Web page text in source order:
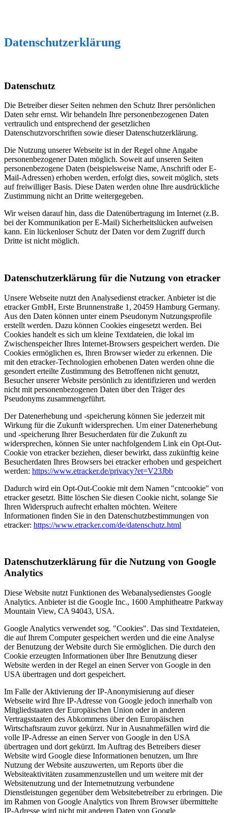
Datenschutzerklärung
Datenschutz
Die Betreiber dieser Seiten nehmen den Schutz Ihrer persönlichen
Daten sehr ernst. Wir behandeln Ihre personenbezogenen Daten
vertraulich und entsprechend der gesetzlichen
Datenschutzvorschriften sowie dieser Datenschutzerklärung.
Die Nutzung unserer Webseite ist in der Regel ohne Angabe
personenbezogener Daten möglich. Soweit auf unseren Seiten
personenbezogene Daten (beispielsweise Name, Anschrift oder E-
Mail-Adressen) erhoben werden, erfolgt dies, soweit möglich, stets
auf freiwilliger Basis. Diese Daten werden ohne Ihre ausdrückliche
Zustimmung nicht an Dritte weitergegeben.
Wir weisen darauf hin, dass die Datenübertragung im Internet (z.B.
bei der Kommunikation per E-Mail) Sicherheitslücken aufweisen
kann. Ein lückenloser Schutz der Daten vor dem Zugriff durch
Dritte ist nicht möglich.
Datenschutzerklärung für die Nutzung von etracker
Unsere Webseite nutzt den Analysedienst etracker. Anbieter ist die
etracker GmbH, Erste Brunnenstraße 1, 20459 Hamburg Germany.
Aus den Daten können unter einem Pseudonym Nutzungsprofile
erstellt werden. Dazu können Cookies eingesetzt werden. Bei
Cookies handelt es sich um kleine Textdateien, die lokal im
Zwischenspeicher Ihres Internet-Browsers gespeichert werden. Die
Cookies ermöglichen es, Ihren Browser wieder zu erkennen. Die
mit den etracker-Technologien erhobenen Daten werden ohne die
gesondert erteilte Zustimmung des Betroffenen nicht genutzt,
Besucher unserer Website persönlich zu identifizieren und werden
nicht mit personenbezogenen Daten über den Träger des
Pseudonyms zusammengeführt.
Der Datenerhebung und -speicherung können Sie jederzeit mit
Wirkung für die Zukunft widersprechen. Um einer Datenerhebung
und -speicherung Ihrer Besucherdaten für die Zukunft zu
widersprechen, können Sie unter nachfolgendem Link ein Opt-Out-
Cookie von etracker beziehen, dieser bewirkt, dass zukünftig keine
Besucherdaten Ihres Browsers bei etracker erhoben und gespeichert
werden: https://www.etracker.de/privacy?et=V23Jbb
Dadurch wird ein Opt-Out-Cookie mit dem Namen "cntcookie" von
etracker gesetzt. Bitte löschen Sie diesen Cookie nicht, solange Sie
Ihren Widerspruch aufrecht erhalten möchten. Weitere
Informationen finden Sie in den Datenschutzbestimmungen von
etracker: https://www.etracker.com/de/datenschutz.html
Datenschutzerklärung für die Nutzung von Google
Analytics
Diese Website nutzt Funktionen des Webanalysedienstes Google
Analytics. Anbieter ist die Google Inc., 1600 Amphitheatre Parkway
Mountain View, CA 94043, USA.
Google Analytics verwendet sog. "Cookies". Das sind Textdateien,
die auf Ihrem Computer gespeichert werden und die eine Analyse
der Benutzung der Website durch Sie ermöglichen. Die durch den
Cookie erzeugten Informationen über Ihre Benutzung dieser
Website werden in der Regel an einen Server von Google in den
USA übertragen und dort gespeichert.
Im Falle der Aktivierung der IP-Anonymisierung auf dieser
Webseite wird Ihre IP-Adresse von Google jedoch innerhalb von
Mitgliedstaaten der Europäischen Union oder in anderen
Vertragsstaaten des Abkommens über den Europäischen
Wirtschaftsraum zuvor gekürzt. Nur in Ausnahmefällen wird die
volle IP-Adresse an einen Server von Google in den USA
übertragen und dort gekürzt. Im Auftrag des Betreibers dieser
Website wird Google diese Informationen benutzen, um Ihre
Nutzung der Website auszuwerten, um Reports über die
Websiteaktivitäten zusammenzustellen und um weitere mit der
Websitenutzung und der Internetnutzung verbundene
Dienstleistungen gegenüber dem Websitebetreiber zu erbringen. Die
im Rahmen von Google Analytics von Ihrem Browser übermittelte
IP-Adresse wird nicht mit anderen Daten von Google